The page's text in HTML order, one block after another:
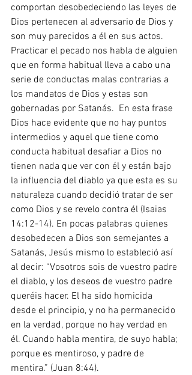
comportan desobedeciendo las leyes de
Dios pertenecen al adversario de Dios y
son muy parecidos a él en sus actos.
Practicar el pecado nos habla de alguien
que en forma habitual lleva a cabo una
serie de conductas malas contrarias a
los mandatos de Dios y estas son
gobernadas por Satanás.  En esta frase
Dios hace evidente que no hay puntos
intermedios y aquel que tiene como
conducta habitual desafiar a Dios no
tienen nada que ver con él y están bajo
la influencia del diablo ya que esta es su
naturaleza cuando decidió tratar de ser
como Dios y se revelo contra él (Isaias
14:12-14). En pocas palabras quienes
desobedecen a Dios son semejantes a
Satanás, Jesús mismo lo estableció así
al decir: “Vosotros sois de vuestro padre
el diablo, y los deseos de vuestro padre
queréis hacer. El ha sido homicida
desde el principio, y no ha permanecido
en la verdad, porque no hay verdad en
él. Cuando habla mentira, de suyo habla;
porque es mentiroso, y padre de
mentira.” (Juan 8:44).